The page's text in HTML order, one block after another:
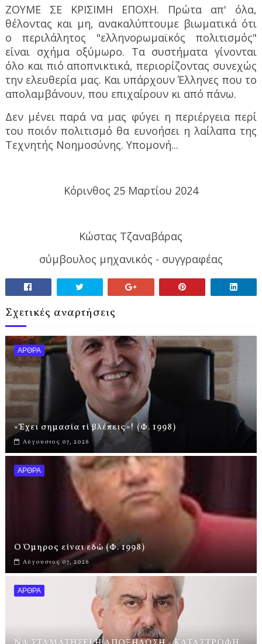
ΖΟΥΜΕ ΣΕ ΚΡΙΣΙΜΗ ΕΠΟΧΗ. Πρώτα απ' όλα,
θέλοντας και μη, ανακαλύπτουμε βιωματικά ότι
ο περιλάλητος "ελληνορωμαϊκός πολιτισμός"
είναι σχήμα οξύμωρο. Τα συστήματα γίνονται
όλο και πιό αποπνικτικά, περιορίζοντας συνεχώς
την ελευθερία μας. Και υπάρχουν Έλληνες που το
απολαμβάνουν, που επιχαίρουν κι από πάνω.
Δεν μένει παρά να μας φύγει η περιέργεια περί
του ποιόν πολιτισμό θα ευνοήσει η λαίλαπα της
Τεχνητής Νοημοσύνης. Υπομονή...
Κόρινθος 25 Μαρτίου 2024
Κώστας Τζαναβάρας
σύμβουλος μηχανικός - συγγραφέας
Σχετικές αναρτήσεις
ΑΡΘΡΑ
«Έχει σημασία τί βλέπεις»! (Φ. 1998)
Αύγουστος 07, 2026
ΑΡΘΡΑ
Ο Όμηρος είναι εδώ (Φ. 1998)
Αύγουστος 07, 2026
ΑΡΘΡΑ